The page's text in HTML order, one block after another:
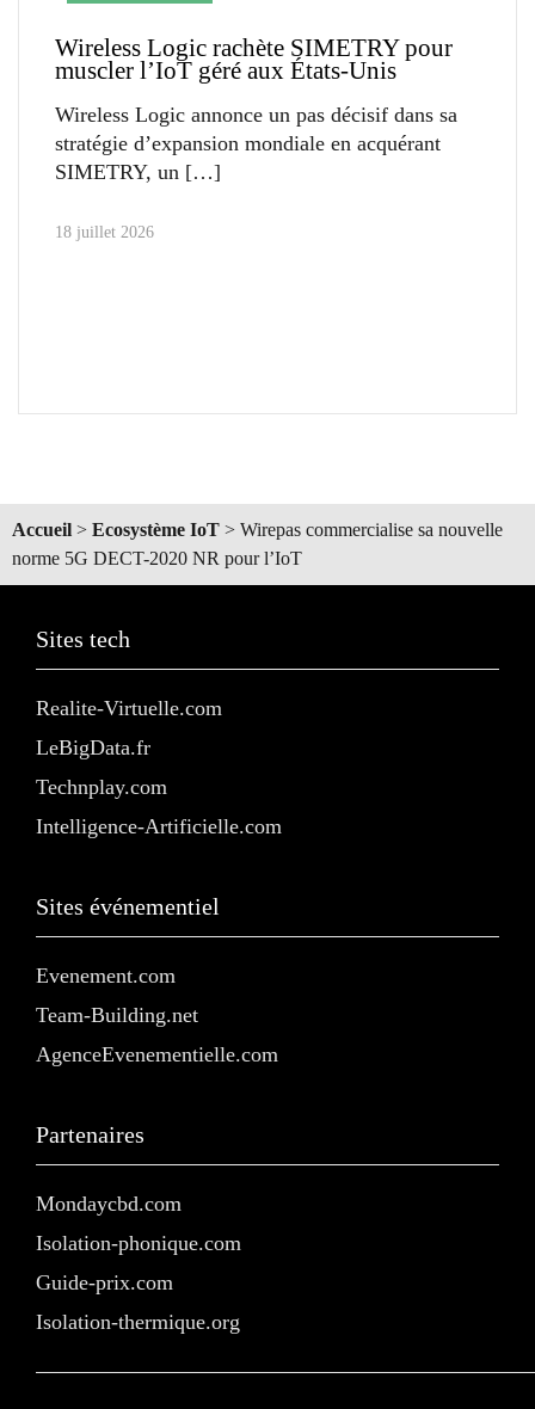
Wireless Logic rachète SIMETRY pour
muscler l’IoT géré aux États-Unis
Wireless Logic annonce un pas décisif dans sa
stratégie d’expansion mondiale en acquérant
SIMETRY, un
18 juillet 2026
Accueil > Ecosystème IoT > Wirepas commercialise sa nouvelle
norme 5G DECT-2020 NR pour l’IoT
Sites tech
Realite-Virtuelle.com
LeBigData.fr
Technplay.com
Intelligence-Artificielle.com
Sites événementiel
Evenement.com
Team-Building.net
AgenceEvenementielle.com
Partenaires
Mondaycbd.com
Isolation-phonique.com
Guide-prix.com
Isolation-thermique.org